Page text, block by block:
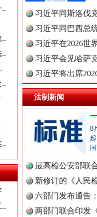
习近平同斯洛伐
习近平同巴西总
习近平在2026世
理高级..
习近平会见哈萨
习近平将出席
球治理..
法制新闻
8
最高检公安部联
周岁未..
新修订的《人民
布
六部门发布通告
两部门联合印发
新闻网.
新闻网.
广州首
处..